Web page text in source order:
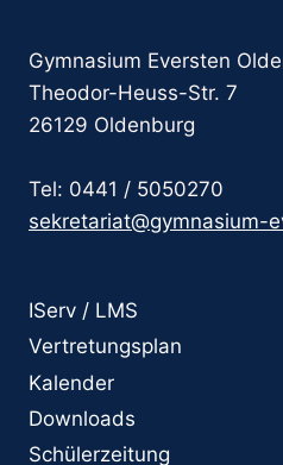
Gymnasium Eversten
Theodor-Heuss-Str. 7
26129 Oldenburg
Tel: 0441 / 5050270
sekretariat@gymnasium-
IServ / LMS
Vertretungsplan
Kalender
Downloads
Schülerzeitung